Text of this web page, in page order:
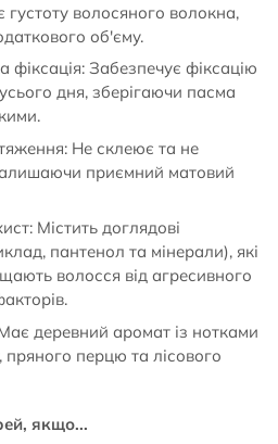
густоту волосяного волокна,
об'єму.
фіксація: Забезпечує фіксацію
дня, зберігаючи пасма
Не склеює та не
приємний матовий
Містить доглядові
пантенол та мінерали), які
волосся від агресивного
деревний аромат із нотками
пряного перцю та лісового
якщо...